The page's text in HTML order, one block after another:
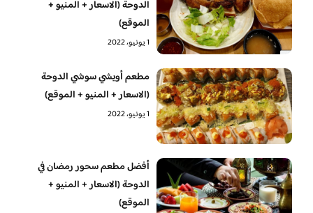
الدوحة (الاسعار + المنيو +
الموقع)
1 يونيو، 2022
مطعم أويشي سوشي الدوحة
(الاسعار + المنيو + الموقع)
1 يونيو، 2022
أفضل مطعم سحور رمضان في
الدوحة (الاسعار + المنيو +
الموقع)